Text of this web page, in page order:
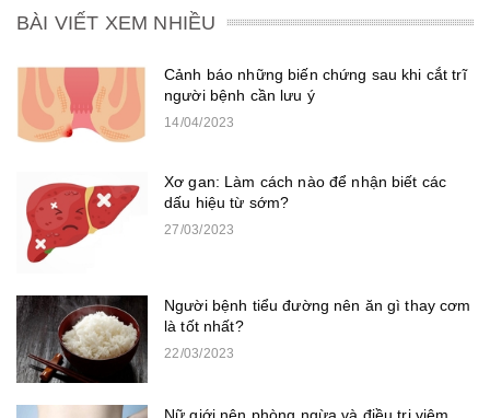
BÀI VIẾT XEM NHIỀU
Cảnh báo những biến chứng sau khi cắt trĩ
người bệnh cần lưu ý
14/04/2023
Xơ gan: Làm cách nào để nhận biết các
dấu hiệu từ sớm?
27/03/2023
Người bệnh tiểu đường nên ăn gì thay cơm
là tốt nhất?
22/03/2023